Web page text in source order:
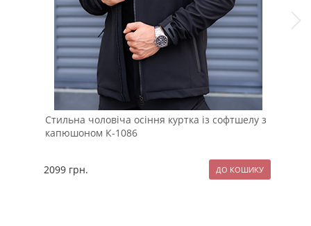
Стильна чоловіча осіння куртка із софтшелу з
капюшоном К-1086
2099 грн.